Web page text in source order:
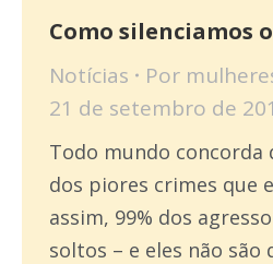
Como silenciamos
Notícias Por
21 de setembro de
Todo mundo concorda
dos piores crimes que
assim, 99% dos
soltos – e eles não são